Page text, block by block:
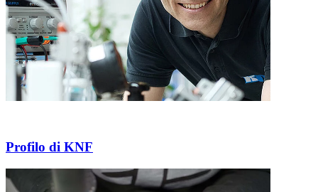
Profilo di KNF